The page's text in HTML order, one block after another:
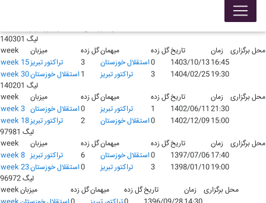
محل برگزاری
لیگ 140301
week
میزبان گل زدهمیهمان گل زدهتاریخ زمان
محل برگزاری
week 15تراکتور تبریز 3 استقلال خوزستان0 1403/10/1316:45
week 30استقلال خوزستان1 تراکتور تبریز 3 1404/02/2519:30
لیگ 140201
week
میزبان گل زدهمیهمان گل زدهتاریخ زمان
محل برگزاری
week 3 استقلال خوزستان0 تراکتور تبریز 1 1402/06/11 21:30
week 18تراکتور تبریز 2 استقلال خوزستان0 1402/12/0915:00
لیگ 97981
week
میزبان گل زدهمیهمان گل زدهتاریخ زمان
محل برگزاری
week 8 تراکتور تبریز 6 استقلال خوزستان0 1397/07/0617:40
week 23استقلال خوزستان0 تراکتور تبریز 3 1398/01/1019:00
لیگ 96972
weekمیزبان گل زدهمیهمان گل زدهتاریخ زمان
محل برگزاری